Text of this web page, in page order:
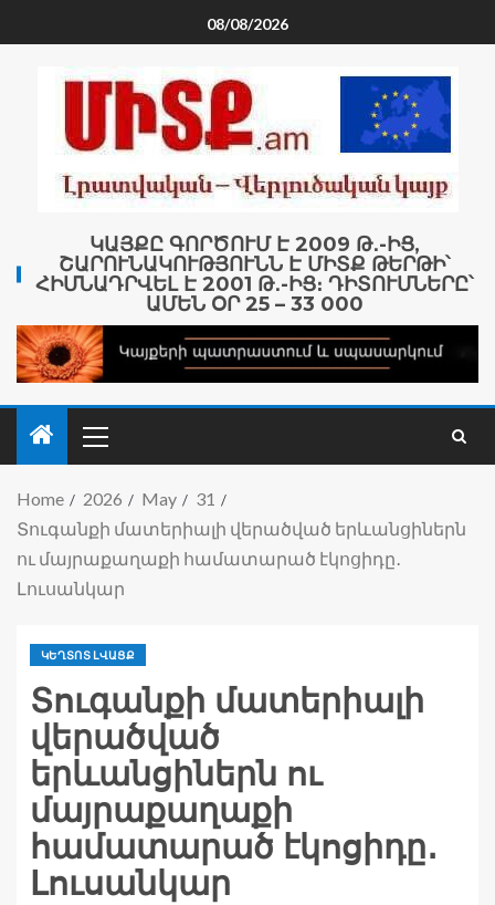
08/08/2026
ԿԱՅՔԸ ԳՈՐԾՈՒՄ Է 2009 Թ․-ԻՑ,
ՇԱՐՈՒՆԱԿՈՒԹՅՈՒՆՆ Է ՄԻՏՔ ԹԵՐԹԻ՝
ՀԻՄՆԱԴՐՎԵԼ Է 2001 Թ․-ԻՑ։ ԴԻՏՈՒՄՆԵՐԸ՝
ԱՄԵՆ ՕՐ 25 – 33 000
Home 2026 May
31
Տուգանքի մատերիալի վերածված երևանցիներն
ու մայրաքաղաքի համատարած էկոցիդը․
Լուսանկար
ԿԵՂՏՈՏ ԼՎԱՑՔ
Տուգանքի մատերիալի
վերածված
երևանցիներն ու
մայրաքաղաքի
համատարած էկոցիդը․
Լուսանկար